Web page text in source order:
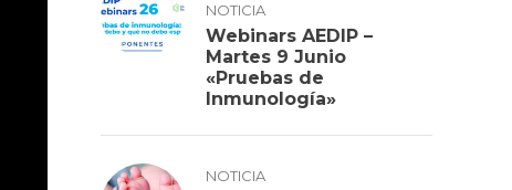
NOTICIA
Webinars AEDIP –
Martes 9 Junio
«Pruebas de
Inmunología»
NOTICIA